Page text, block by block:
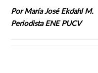
Por María José Ekdahl M.
Periodista ENE PUCV